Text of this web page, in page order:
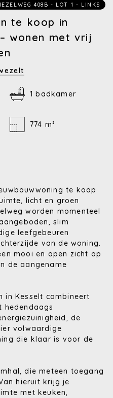
408B - LOT 1 - LINKS
te koop in
wonen met vrij
1 badkamer
774 m²
te koop
licht en groen
worden momenteel
slim
leefgebeuren
van de woning.
mooi en open zicht op
de aangename
in Kesselt combineert
hedendaags
de
volwaardige
die klaar is voor de
die meteen toegang
hieruit krijg je
met keuken,